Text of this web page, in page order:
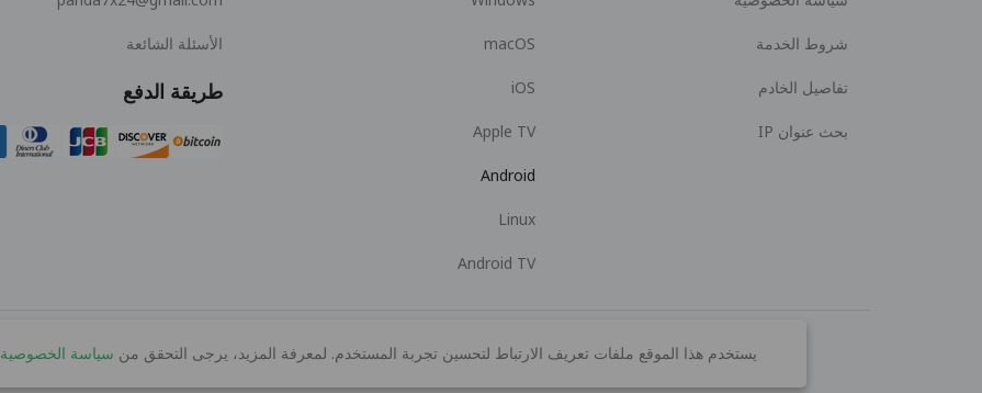
شروط الخدمة
تفاصيل الخادم
بحث عنوان IP
macOS
iOS
Apple TV
Android
Linux
Android TV
الأسئلة الشائعة
طريقة الدفع
© 2026 MOPUBI LIMITED. All rights reserved.
يستخدم هذا الموقع ملفات تعريف الارتباط لتحسين تجربة المستخدم. لمعرفة المزيد، يرجى التحقق من سياسة الخصوصية